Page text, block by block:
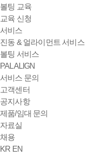
볼팅 교육
교육 신청
서비스
진동 & 얼라이먼트 서비스
볼팅 서비스
PALALIGN
서비스 문의
고객센터
공지사항
제품/임대 문의
자료실
채용
KR EN